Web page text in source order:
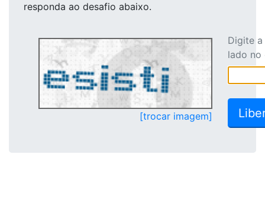
responda ao desafio abaixo.
[trocar imagem]
Digite
lado no